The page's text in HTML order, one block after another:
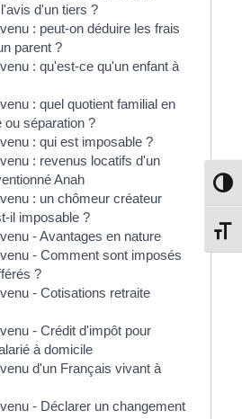
d'un tiers ?
: peut-on déduire les frais
parent ?
: qu'est-ce qu'un enfant à
: quel quotient familial en
séparation ?
: qui est imposable ?
: revenus locatifs d'un
Anah
: un chômeur créateur
il imposable ?
- Avantages en nature
- Comment sont imposés
?
- Cotisations retraite
- Crédit d'impôt pour
à domicile
d'un Français vivant à
- Déclarer un changement